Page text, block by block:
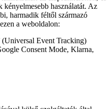
használatát. Az
harmadik féltől származó
a weboldalon:
Event Tracking)
Consent Mode, Klarna,